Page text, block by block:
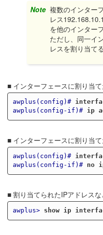
Note 複数のインター
レス
を他のインター
ただし、同一イ
レスを割り当て
■ インターフェースに割り当
awplus(config)#
awplus(config-if)#
ip
■ インターフェースに割り当
awplus(config)#
awplus(config-if)#
no
■ 割り当てられたIPアドレス
awplus> show ip